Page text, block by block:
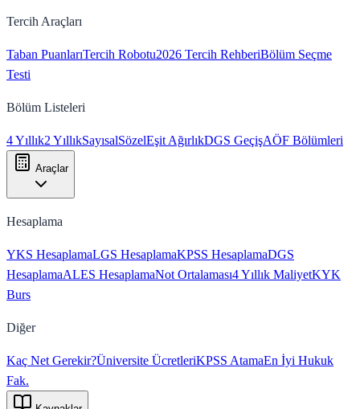
Tercih Araçları
Taban PuanlarıTercih Robotu2026 Tercih RehberiBölüm Seçme
Testi
Bölüm Listeleri
4 Yıllık2 YıllıkSayısalSözelEşit AğırlıkDGS GeçişAÖF Bölümleri
Araçlar
Hesaplama
YKS HesaplamaLGS HesaplamaKPSS HesaplamaDGS
HesaplamaALES HesaplamaNot Ortalaması4 Yıllık MaliyetKYK
Burs
Diğer
Kaç Net Gerekir?Üniversite ÜcretleriKPSS AtamaEn İyi Hukuk
Fak.